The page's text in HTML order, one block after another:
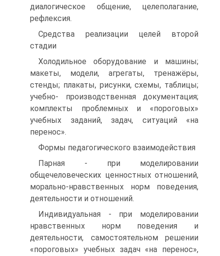
диалогическое общение, целеполагание,
рефлексия.
Средства реализации целей второй
стадии
Холодильное оборудование и машины;
макеты, модели, агрегаты, тренажёры,
стенды; плакаты, рисунки, схемы, таблицы;
учебно- производственная документация;
комплекты проблемных и «пороговых»
учебных заданий, задач, ситуаций «на
перенос».
Формы педагогического взаимодействия
Парная - при моделировании
общечеловеческих ценностных отношений,
морально-нравственных норм поведения,
деятельности и отношений.
Индивидуальная - при моделировании
нравственных норм поведения и
деятельности, самостоятельном решении
«пороговых» учебных задач «на перенос»,